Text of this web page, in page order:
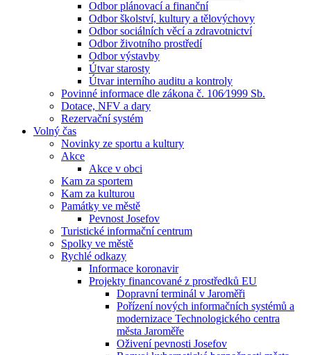
Odbor plánovací a finanční
Odbor školství, kultury a tělovýchovy
Odbor sociálních věcí a zdravotnictví
Odbor životního prostředí
Odbor výstavby
Útvar starosty
Útvar interního auditu a kontroly
Povinné informace dle zákona č. 106⁄1999 Sb.
Dotace, NFV a dary
Rezervační systém
Volný čas
Novinky ze sportu a kultury
Akce
Akce v obci
Kam za sportem
Kam za kulturou
Památky ve městě
Pevnost Josefov
Turistické informační centrum
Spolky ve městě
Rychlé odkazy
Informace koronavir
Projekty financované z prostředků EU
Dopravní terminál v Jaroměři
Pořízení nových informačních systémů a
modernizace Technologického centra
města Jaroměře
Oživení pevnosti Josefov